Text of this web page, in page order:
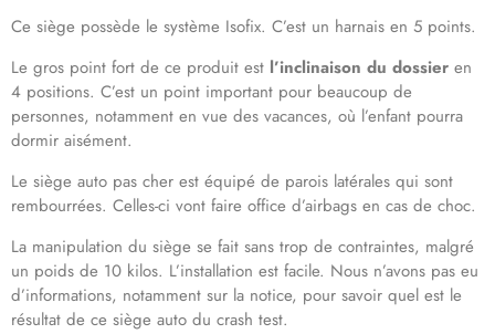
Ce siège possède le système Isofix. C’est un harnais en 5 points.
Le gros point fort de ce produit est l’inclinaison du dossier en
4 positions. C’est un point important pour beaucoup de
personnes, notamment en vue des vacances, où l’enfant pourra
dormir aisément.
Le siège auto pas cher est équipé de parois latérales qui sont
rembourrées. Celles-ci vont faire office d’airbags en cas de choc.
La manipulation du siège se fait sans trop de contraintes, malgré
un poids de 10 kilos. L’installation est facile. Nous n’avons pas eu
d’informations, notamment sur la notice, pour savoir quel est le
résultat de ce siège auto du crash test.